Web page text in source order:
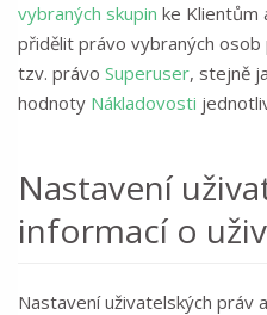
vybraných skupin ke Klientům
přidělit právo vybraných
tzv. právo Superuser, stejně
hodnoty Nákladovosti
Nastavení
informací o
Nastavení uživatelských práv